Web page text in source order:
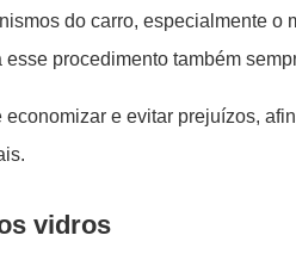
do carro, especialmente
procedimento também
economizar e evitar prejuízos,
vidros